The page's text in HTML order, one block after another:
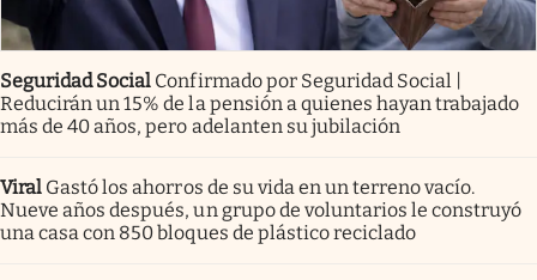
Seguridad Social Confirmado por Seguridad Social |
Reducirán un 15% de la pensión a quienes hayan trabajado
más de 40 años, pero adelanten su jubilación
Viral Gastó los ahorros de su vida en un terreno vacío.
Nueve años después, un grupo de voluntarios le construyó
una casa con 850 bloques de plástico reciclado